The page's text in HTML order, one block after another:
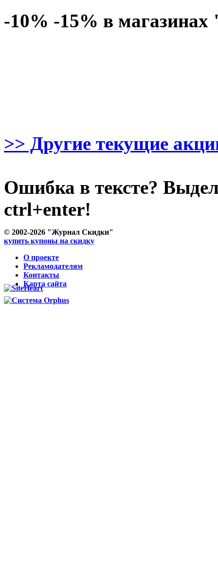
-10% -15% в
>> Другие текущие
Ошибка в тексте?
ctrl+enter!
© 2002-2026 "Журнал Скидки"
купить купоны на скидку
О проекте
Рекламодателям
Контакты
Карта сайта